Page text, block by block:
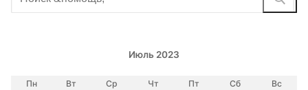
Июль 2023
Пн Вт Ср Чт Пт Сб
Вс